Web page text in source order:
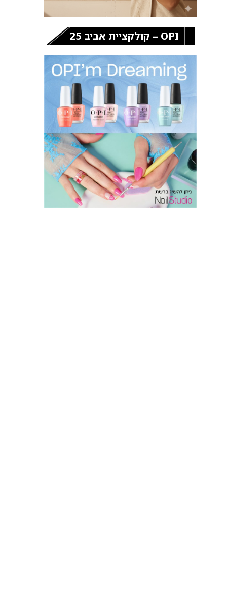
OPI – קולקציית אביב 25